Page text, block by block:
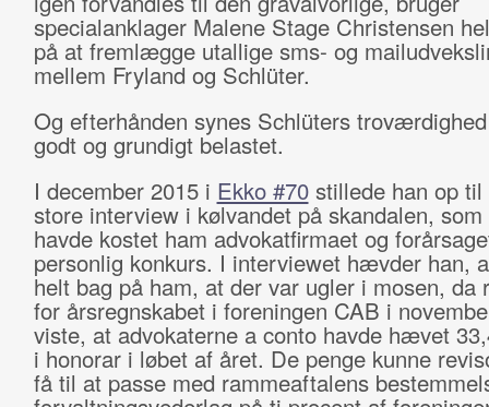
specialanklager Malene Stage Christensen
på at fremlægge utallige sms- og
mellem Fryland og Schlüter.
Og efterhånden synes Schlüters
godt og grundigt belastet.
I december 2015 i Ekko #70stillede han op til
store interview i kølvandet på skandalen, som
havde kostet ham advokatfirmaet og
personlig konkurs. I interviewet hævder han,
helt bag på ham, at der var ugler i mosen, da
for årsregnskabet i foreningen CAB i
viste, at advokaterne a conto havde hævet
i honorar i løbet af året. De penge kunne
få til at passe med rammeaftalens